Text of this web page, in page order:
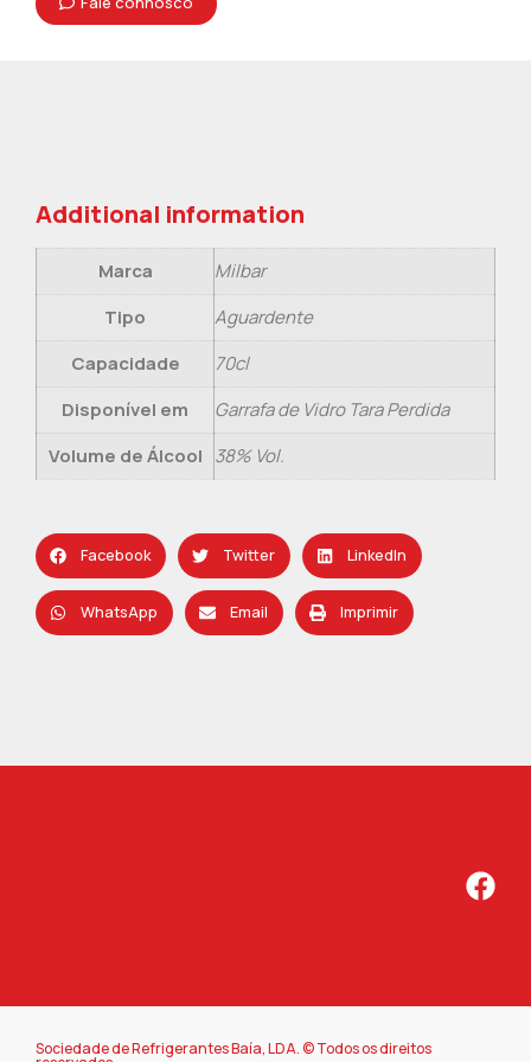
Additional information
Marca
Milbar
Tipo
Aguardente
Capacidade
70cl
Disponível em
Garrafa de Vidro Tara Perdida
Volume de Álcool 38% Vol.
Facebook Twitter LinkedIn
WhatsApp Email Imprimir
Sociedade de Refrigerantes Baía, LDA. © Todos os direitos